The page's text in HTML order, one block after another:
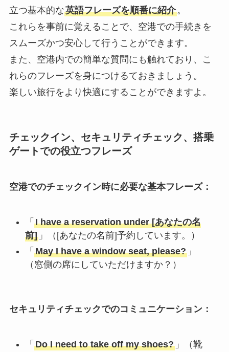
立つ基本的な英語フレーズを順番に紹介。
これらを事前に覚えることで、空港での手続きを
スムーズかつ安心して行うことができます。
また、空港内での簡単な質問にも触れており、こ
れらのフレーズを身につけるておきましょう。
楽しい旅行をより快適にすることができますよ。
チェックイン、セキュリティチェック、搭乗
ゲートでの役立つフレーズ
空港でのチェックイン時に必要な基本フレーズ：
「I have a reservation under [あなたの名
前] 」（[あなたの名前]予約しています。）
「May I have a window seat, please? 」
（窓側の席にしていただけますか？）
セキュリティチェックでのコミュニケーション：
「Do I need to take off my shoes? 」（靴